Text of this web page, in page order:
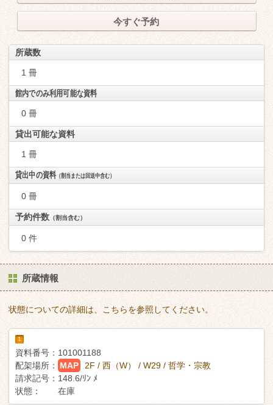
今すぐ予約
所蔵数
1 冊
館内でのみ利用可能な資料
0 冊
貸出可能な資料
1 冊
貸出中の資料（割当または回送中含む）
0 冊
予約件数 （割当含む）
0 件
所蔵情報
状態についての詳細は、こちらを参照してください。
1
資料番号： 101001188
配架場所：
MAP
2F / 西（W） / W29 / 哲学・宗教
請求記号： 148.6/ﾘﾝ ﾒ
状態：
在庫